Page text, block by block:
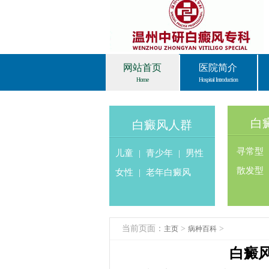
网站首页
Home
医院简介
Hospital Introduction
白癜风人群
儿童 | 青少年 |
男性
女性
| 老年白癜风
白
寻常型
散发型
当前页面： 主页> 病种百科>
白癜